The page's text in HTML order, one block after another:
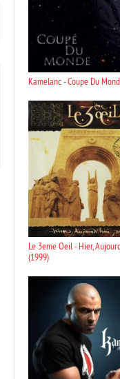
Kamelanc - Coupe Du
Le 3eme Oeil - Hier,
(1999)